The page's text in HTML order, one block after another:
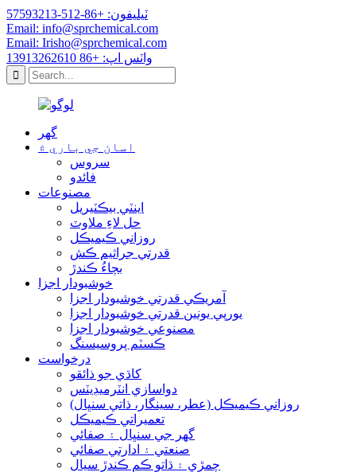
ٽيليفون: +86-512-57593213
Email: info@sprchemical.com
Email: Irisho@sprchemical.com
واٽس اپ: +86 13913262610
گھر
اسان جي باري ۾
سروس
فائدو
مصنوعات
اينٽي بيڪٽيريل
حل لاءِ ملاوٽ
روزاني ڪيميڪل
قدرتي جراثيم ڪش
بچاءُ ڪندڙ
خوشبودار اجزا
آمريڪي قدرتي خوشبودار اجزا
يورپي يونين قدرتي خوشبودار اجزا
مصنوعي خوشبودار اجزا
ڪسٽم پروسيسنگ
درخواست
کاڌي جو ذائقو
دواسازي انٽرميڊيٽس
روزاني ڪيميڪل (عطر، سينگار، ذاتي سنڀال)
تعميراتي ڪيميڪل
گھر جي سنڀال ۽ صفائي
صنعتي ۽ ادارتي صفائي
چمڙي ۽ ڌاتو ڪم ڪندڙ سيال